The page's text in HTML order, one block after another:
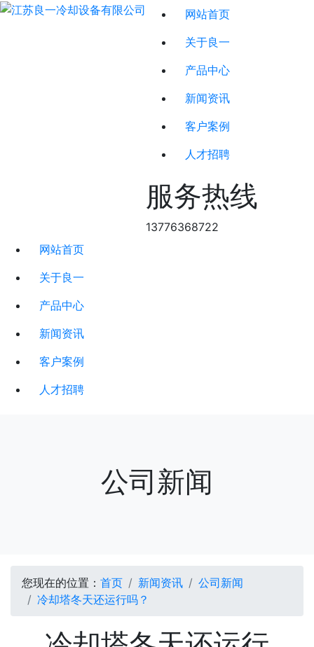
网站首页
关于良一
产品中心
新闻资讯
客户案例
人才招聘
服务热线
13776368722
网站首页
关于良一
产品中心
新闻资讯
客户案例
人才招聘
公司新闻
您现在的位置： 首页 新闻资讯
公司新闻
冷却塔冬天还运行吗？